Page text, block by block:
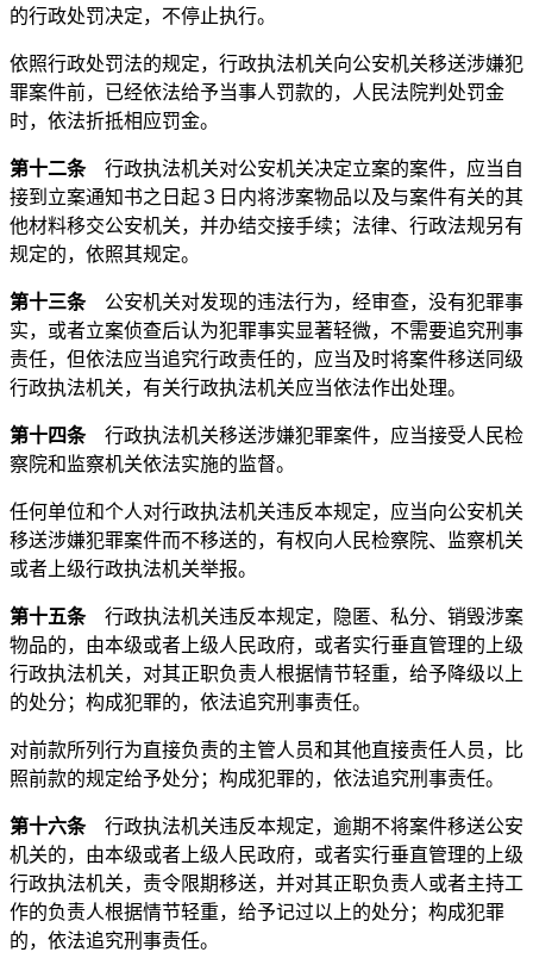
的行政处罚决定，不停止执行。
依照行政处罚法的规定，行政执法机关向公安机关移送涉嫌犯
罪案件前，已经依法给予当事人罚款的，人民法院判处罚金
时，依法折抵相应罚金。
第十二条行政执法机关对公安机关决定立案的案件，应当自
接到立案通知书之日起３日内将涉案物品以及与案件有关的其
他材料移交公安机关，并办结交接手续；法律、行政法规另有
规定的，依照其规定。
第十三条公安机关对发现的违法行为，经审查，没有犯罪事
实，或者立案侦查后认为犯罪事实显著轻微，不需要追究刑事
责任，但依法应当追究行政责任的，应当及时将案件移送同级
行政执法机关，有关行政执法机关应当依法作出处理。
第十四条行政执法机关移送涉嫌犯罪案件，应当接受人民检
察院和监察机关依法实施的监督。
任何单位和个人对行政执法机关违反本规定，应当向公安机关
移送涉嫌犯罪案件而不移送的，有权向人民检察院、监察机关
或者上级行政执法机关举报。
第十五条行政执法机关违反本规定，隐匿、私分、销毁涉案
物品的，由本级或者上级人民政府，或者实行垂直管理的上级
行政执法机关，对其正职负责人根据情节轻重，给予降级以上
的处分；构成犯罪的，依法追究刑事责任。
对前款所列行为直接负责的主管人员和其他直接责任人员，比
照前款的规定给予处分；构成犯罪的，依法追究刑事责任。
第十六条行政执法机关违反本规定，逾期不将案件移送公安
机关的，由本级或者上级人民政府，或者实行垂直管理的上级
行政执法机关，责令限期移送，并对其正职负责人或者主持工
作的负责人根据情节轻重，给予记过以上的处分；构成犯罪
的，依法追究刑事责任。